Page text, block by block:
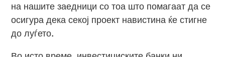
на нашите заедници со тоа што помагаат да се
осигура дека секој проект навистина ќе стигне
до луѓето.